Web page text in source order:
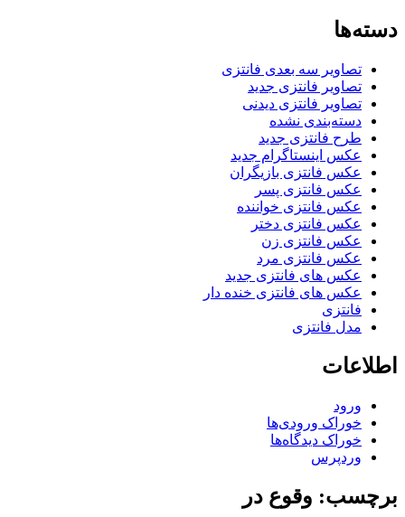
دسته‌ها
تصاویر سه بعدی فانتزی
تصاویر فانتزی جدید
تصاویر فانتزی دیدنی
دسته‌بندی نشده
طرح فانتزی جدید
عکس اینستاگرام جدید
عکس فانتزی بازیگران
عکس فانتزی پسر
عکس فانتزی خواننده
عکس فانتزی دختر
عکس فانتزی زن
عکس فانتزی مرد
عکس های فانتزی جدید
عکس های فانتزی خنده دار
فانتزی
مدل فانتزی
اطلاعات
ورود
خوراک ورودی‌ها
خوراک دیدگاه‌ها
وردپرس
برچسب: وقوع در